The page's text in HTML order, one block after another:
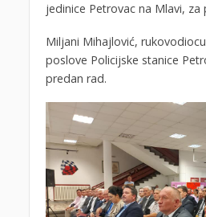
jedinice Petrovac na Mlavi, za
Miljani Mihajlović,
poslove Policijske stanice
predan rad.